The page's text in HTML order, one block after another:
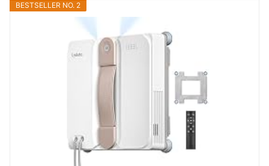
BESTSELLER NO. 2